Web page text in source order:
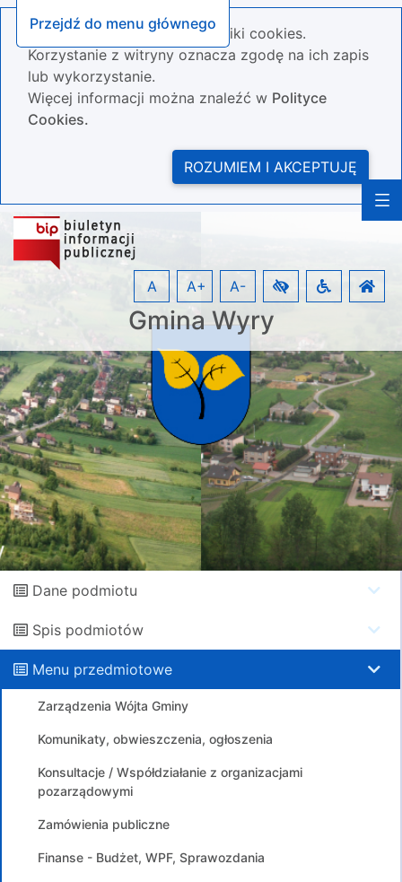
Przejdź do menu głównego
Nasza strona wykorzystuje pliki cookies.
Korzystanie z witryny oznacza zgodę na ich zapis
lub wykorzystanie.
Więcej informacji można znaleźć w Polityce
Cookies.
ROZUMIEM I AKCEPTUJĘ
Gmina Wyry
A A+ A-
Dane podmiotu
Spis podmiotów
Menu przedmiotowe
Zarządzenia Wójta Gminy
Komunikaty, obwieszczenia, ogłoszenia
Konsultacje / Współdziałanie z organizacjami
pozarządowymi
Zamówienia publiczne
Finanse - Budżet, WPF, Sprawozdania